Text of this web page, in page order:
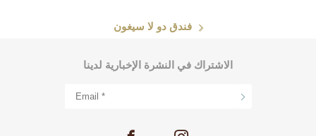
فندق دو لا سيغون
الاشتراك في النشرة الإخبارية لدينا